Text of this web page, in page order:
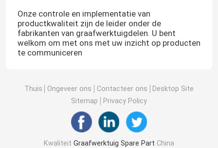
Onze controle en implementatie van
productkwaliteit zijn de leider onder de
fabrikanten van graafwerktuigdelen. U bent
welkom om met ons met uw inzicht op producten
te communiceren
Thuis Ongeveer ons Contacteer ons
Desktop Site
Sitemap
Privacy Policy
Kwaliteit Graafwerktuig Spare Part China